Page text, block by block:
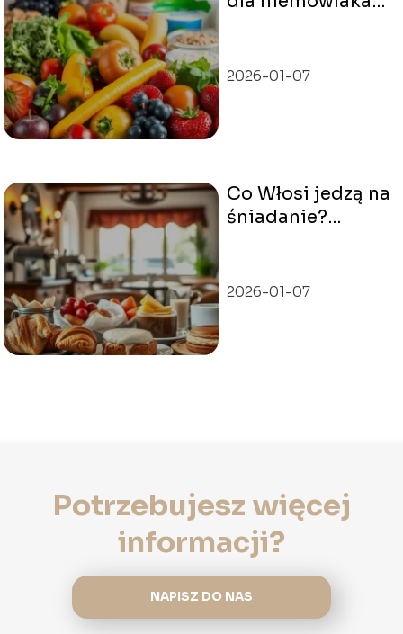
alternatywy!
2026-01-07
Co Włosi jedzą na
śniadanie?
2026-01-07
Potrzebujesz więcej
informacji?
NAPISZ DO NAS